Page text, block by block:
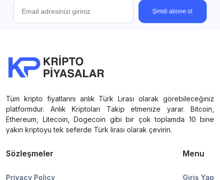
Şimdi abone ol
Tüm kripto fiyatlarını anlık Türk Lirası olarak görebileceğiniz
platformdur. Anlık Kriptoları Takip etmenize yarar. Bitcoin,
Ethereum, Litecoin, Dogecoin gibi bir çok toplamda 10 bine
yakın kriptoyu tek seferde Türk lirası olarak çevirin.
Sözleşmeler
Privacy Policy
Menu
Giriş Yap